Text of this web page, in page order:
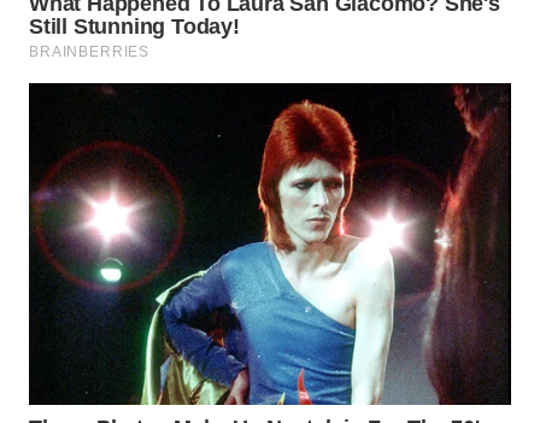
GORONTALO
WN
MALUKU
WN
MALUT
DAIRI